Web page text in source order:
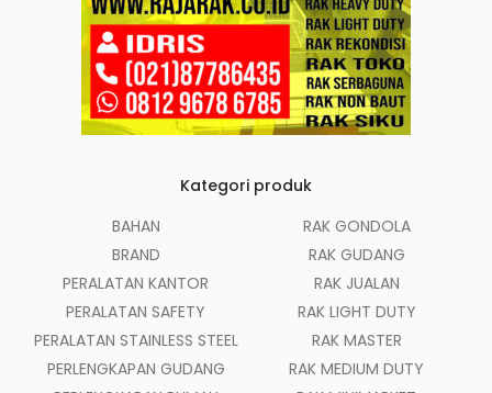
Kategori produk
BAHAN
BRAND
PERALATAN KANTOR
PERALATAN SAFETY
PERALATAN STAINLESS STEEL
PERLENGKAPAN GUDANG
RAK GONDOLA
RAK GUDANG
RAK JUALAN
RAK LIGHT DUTY
RAK MASTER
RAK MEDIUM DUTY